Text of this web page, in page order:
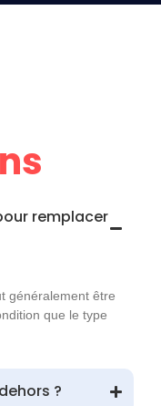
remplacer
généralement être
que le type
?